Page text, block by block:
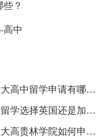
？
中
高中留学申请有哪几
学选择英国还是加拿
高贵林学院如何申